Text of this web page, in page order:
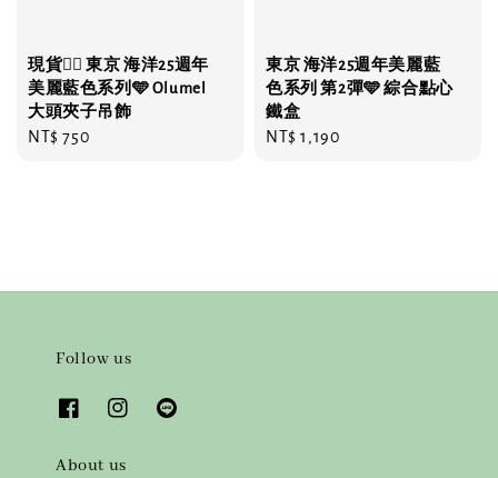
現貨❤️‍🔥 東京 海洋25週年
美麗藍色系列🩵 Olumel
大頭夾子吊飾
Regular
NT$ 750
東京 海洋25週年美麗藍
色系列 第2彈🩵 綜合點心
鐵盒
Regular
NT$ 1,190
Follow us
About us